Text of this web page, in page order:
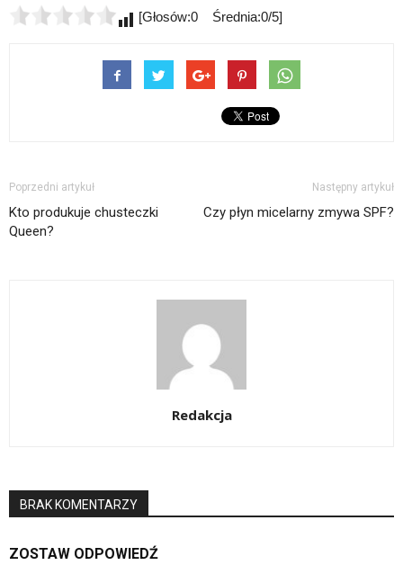
[Głosów:0 Średnia:0/5]
Poprzedni artykuł
Kto produkuje chusteczki
Queen?
Następny artykuł
Czy płyn micelarny zmywa SPF?
Redakcja
BRAK KOMENTARZY
ZOSTAW ODPOWIEDŹ